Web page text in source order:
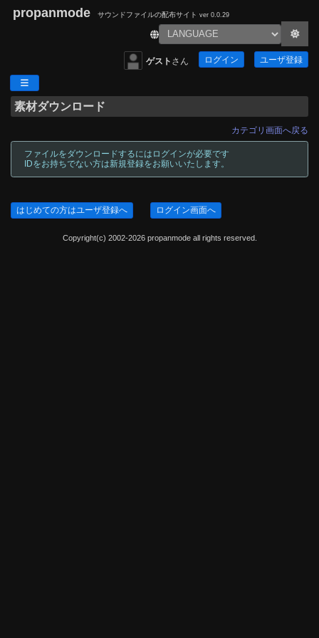
propanmode サウンドファイルの配布サイト ver 0.0.29
ゲスト さん ログイン ユーザ登録
素材ダウンロード
カテゴリ画面へ戻る
ファイルをダウンロードするにはログインが必要です
IDをお持ちでない方は新規登録をお願いいたします。
はじめての方はユーザ登録へ ログイン画面へ
Copyright(c) 2002-2026 propanmode all rights reserved.